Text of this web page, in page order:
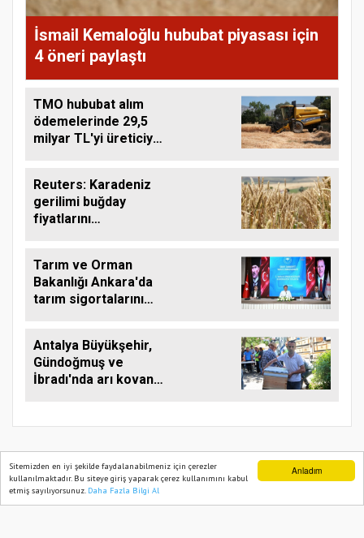
Anladım
Sitemizden en iyi şekilde faydalanabilmeniz için çerezler
kullanılmaktadır. Bu siteye giriş yaparak çerez kullanımını kabul
etmiş sayılıyorsunuz. Daha Fazla Bilgi Al
İsmail Kemaloğlu hububat piyasası için
4 öneri paylaştı
TMO hububat alım
ödemelerinde 29,5
milyar TL'yi üreticiye
Reuters: Karadeniz
gerilimi buğday
fiyatlarını
Tarım ve Orman
Bakanlığı Ankara'da
tarım sigortalarını
Antalya Büyükşehir,
Gündoğmuş ve
İbradı'nda arı kovanı
TARIM PUSULASI
OnemsoftHaber Yazılımı
Ana Sayfa Web TV